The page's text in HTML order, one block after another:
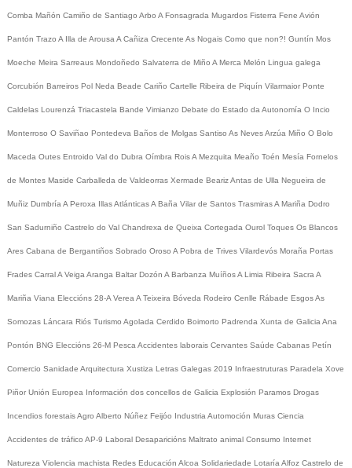
Comba Mañón Camiño de Santiago Arbo A Fonsagrada Mugardos Fisterra Fene Avión
Pantón Trazo A Illa de Arousa A Cañiza Crecente As Nogais Como que non?! Guntín Mos
Moeche Meira Sarreaus Mondoñedo Salvaterra de Miño A Merca Melón Lingua galega
Corcubión Barreiros Pol Neda Beade Cariño Cartelle Ribeira de Piquín Vilarmaior Ponte
Caldelas Lourenzá Triacastela Bande Vimianzo Debate do Estado da Autonomía O Incio
Monterroso O Saviñao Pontedeva Baños de Molgas Santiso As NevesArzúa Miño O Bolo
Maceda Outes Entroido Val do Dubra Oímbra RoisA Mezquita Meaño Toén Mesía Fornelos
de Montes Maside Carballeda de Valdeorras Xermade BearizAntas de Ulla Negueira de
Muñiz Dumbría A Peroxa Illas AtlánticasA Baña Vilar de Santos TrasmirasA Mariña Dodro
San Sadurniño Castrelo do Val Chandrexa de Queixa Cortegada Ourol Toques Os Blancos
Ares Cabana de Bergantiños Sobrado Oroso A Pobra de Trives Vilardevós Moraña Portas
Frades CarralA Veiga Aranga Baltar Dozón A Barbanza MuíñosA Limia Ribeira Sacra A
Mariña Viana Eleccións 28-A Verea A Teixeira Bóveda Rodeiro Cenlle Rábade EsgosAs
Somozas Láncara Riós Turismo Agolada Cerdido Boimorto Padrenda Xunta de Galicia Ana
Pontón BNG Eleccións 26-M Pesca Accidentes laborais Cervantes Saúde Cabanas Petín
Comercio Sanidade Arquitectura Xustiza Letras Galegas 2019 Infraestruturas Paradela Xove
Piñor Unión Europea Información dos concellos de Galicia Explosión Paramos Drogas
Incendios forestaisAgro Alberto Núñez Feijóo Industria Automoción Muras Ciencia
Accidentes de tráfico AP-9 Laboral Desaparicións Maltrato animal Consumo Internet
Natureza Violencia machista Redes Educación Alcoa Solidariedade Lotaría Alfoz Castrelo de